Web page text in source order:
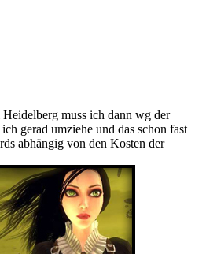
muss ich dann wg der
gerad umziehe und das schon fast
abhängig von den Kosten der